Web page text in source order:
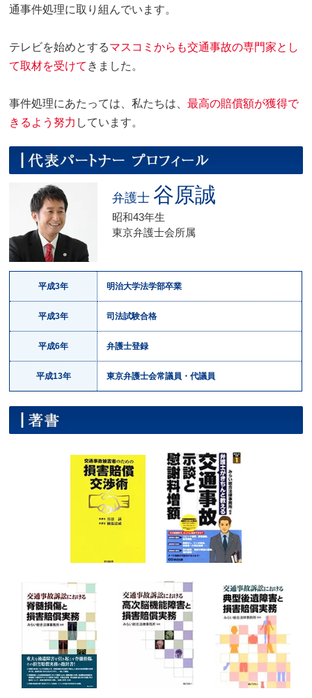
通事件処理に取り組んでいます。
テレビを始めとするマスコミからも交通事故の専門家とし
て取材を受けて きました。
事件処理にあたっては、私たちは、最高の賠償額が獲得で
きるよう努力 しています。
弁護士 谷原誠
昭和43年生
東京弁護士会所属
平成3年 明治大学法学部卒業
平成3年 司法試験合格
平成6年 弁護士登録
平成13年 東京弁護士会常議員・代議員